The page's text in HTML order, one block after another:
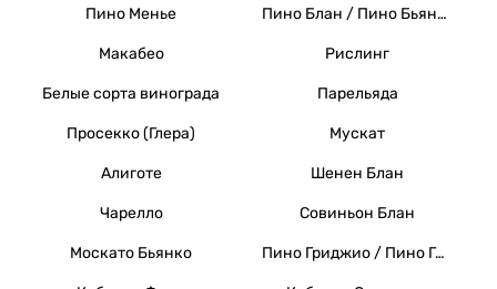
Пино Менье Пино Блан / Пино Бьянко / Вайссер Бургундер
Макабео Рислинг
Белые сорта винограда Парельяда
Просекко (Глера) Мускат
Алиготе Шенен Блан
Чарелло Совиньон Блан
Москато Бьянко Пино Гриджио / Пино Гри